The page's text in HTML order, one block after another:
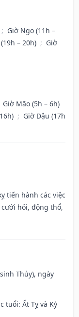
; Giờ Ngọ (11h –
– 20h) ; Giờ
Giờ Mão (5h – 6h)
; Giờ Dậu (17h
tiến hành các việc
hỏi, động thổ,
Thủy), ngày
tuổi: Ất Tỵ và Kỷ